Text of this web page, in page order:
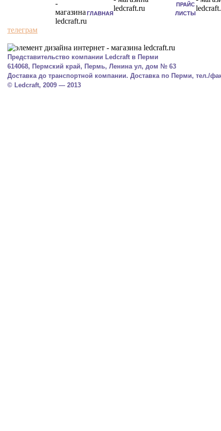
ГЛАВНАЯ
ПРАЙС
ЛИСТЫ
телеграм
Представительство компании Ledcraft в Перми
614068, Пермский край, Пермь, Ленина ул, дом № 63
Доставка до транспортной компании. Доставка по Перми, тел./
© Ledcraft, 2009 — 2013